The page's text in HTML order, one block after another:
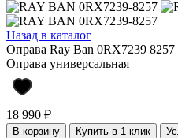
Назад в каталог
Оправа Ray Ban 0RX7239 8257
Оправа универсальная
18 990 ₽
В корзину Купить в 1 клик